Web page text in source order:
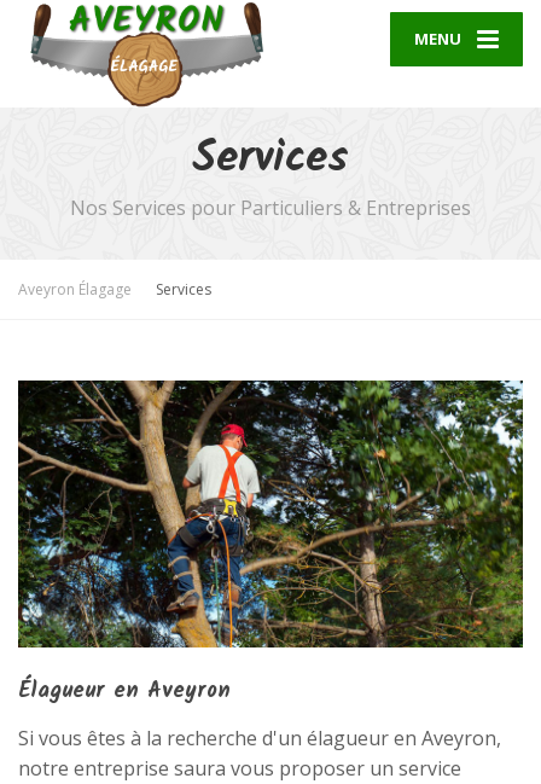
MENU
Services
Nos Services pour Particuliers & Entreprises
Aveyron Élagage Services
Élagueur en Aveyron
Si vous êtes à la recherche d'un élagueur en Aveyron,
notre entreprise saura vous proposer un service